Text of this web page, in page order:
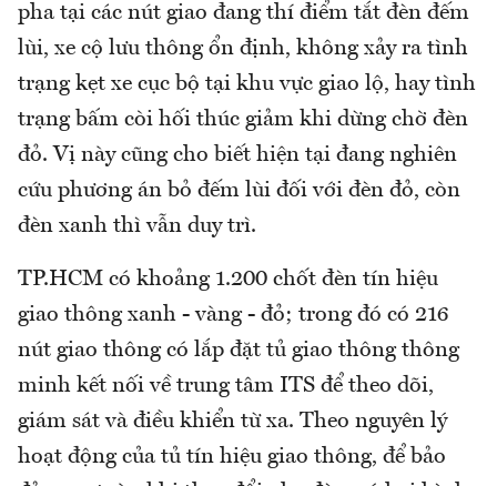
pha tại các nút giao đang thí điểm tắt đèn đếm
lùi, xe cộ lưu thông ổn định, không xảy ra tình
trạng kẹt xe cục bộ tại khu vực giao lộ, hay tình
trạng bấm còi hối thúc giảm khi dừng chờ đèn
đỏ. Vị này cũng cho biết hiện tại đang nghiên
cứu phương án bỏ đếm lùi đối với đèn đỏ, còn
đèn xanh thì vẫn duy trì.
TP.HCM có khoảng 1.200 chốt đèn tín hiệu
giao thông xanh - vàng - đỏ; trong đó có 216
nút giao thông có lắp đặt tủ giao thông thông
minh kết nối về trung tâm ITS để theo dõi,
giám sát và điều khiển từ xa. Theo nguyên lý
hoạt động của tủ tín hiệu giao thông, để bảo